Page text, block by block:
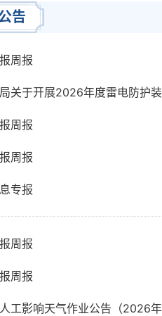
告
周报
关于开展2026年度雷电防护
周报
周报
专报
周报
周报
工影响天气作业公告（2026年